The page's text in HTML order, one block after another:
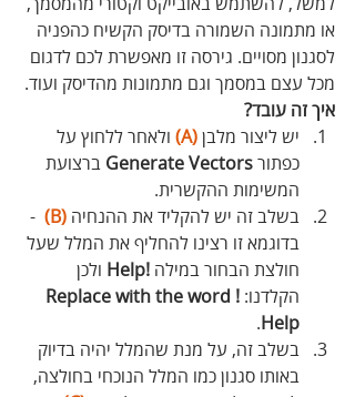
או מתמונה השמורה בדיסק הקשיח כהפניה
לסגנון מסויים. גירסה זו מאפשרת לכם לדגום
מכל עצם במסמך וגם מתמונות מהדיסק ועוד.
איך זה עובד?
יש ליצור מלבן (A)
ולאחר ללחוץ על
כפתור
GenerateVectors
ברצועת
המשימות ההקשרית.
בשלב זה יש להקליד את ההנחיה (B)
-
בדוגמא זו רצינו להחליף את המלל שעל
חולצת הבחור במילה !Help
ולכן
הקלדנו:
!Replace with the word
Help
.
בשלב זה, על מנת שהמלל יהיה בדיוק
באותו סגנון כמו המלל הנוכחי בחולצה,